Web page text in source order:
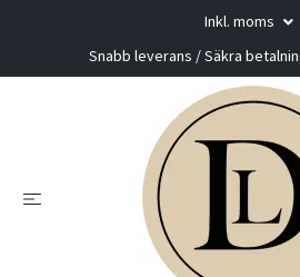
Inkl. moms
Snabb leverans / Säkra